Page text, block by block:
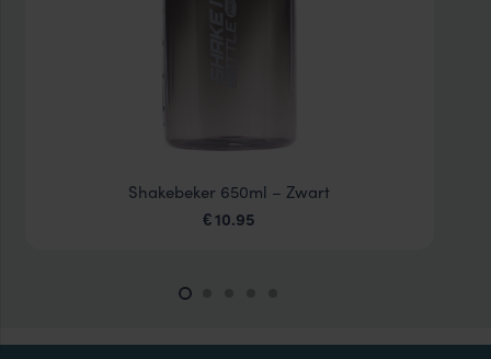
Shakebeker 650ml – Zwart
€10.95